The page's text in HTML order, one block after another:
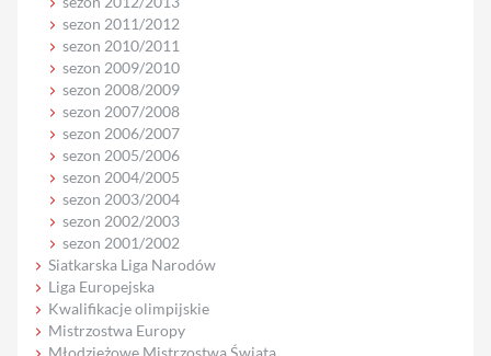
sezon 2011/2012
sezon 2010/2011
sezon 2009/2010
sezon 2008/2009
sezon 2007/2008
sezon 2006/2007
sezon 2005/2006
sezon 2004/2005
sezon 2003/2004
sezon 2002/2003
sezon 2001/2002
Siatkarska Liga Narodów
Liga Europejska
Kwalifikacje olimpijskie
Mistrzostwa Europy
Młodzieżowe Mistrzostwa Świata